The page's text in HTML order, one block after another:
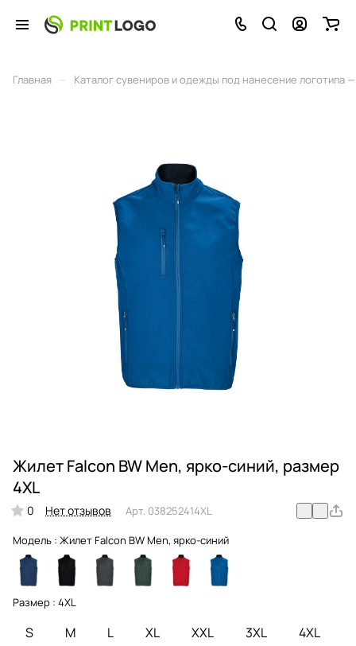
Главная Каталог сувениров и одежды под нанесение логотипа
Жилет Falcon BW Men, ярко-синий, размер
4XL
0 Нет отзывов Арт. 038252414XL
Модель : Жилет Falcon BW Men, ярко-синий
Размер : 4XL
S M L XL XXL 3XL 4XL